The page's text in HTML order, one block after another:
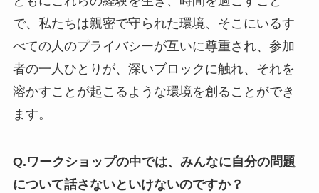
で、私たちは親密で守られた環境、そこにいるす
べての人のプライバシーが互いに尊重され、参加
者の一人ひとりが、深いブロックに触れ、それを
溶かすことが起こるような環境を創ることができ
ます。
Q.ワークショップの中では、みんなに自分の問題
について話さないといけないのですか？